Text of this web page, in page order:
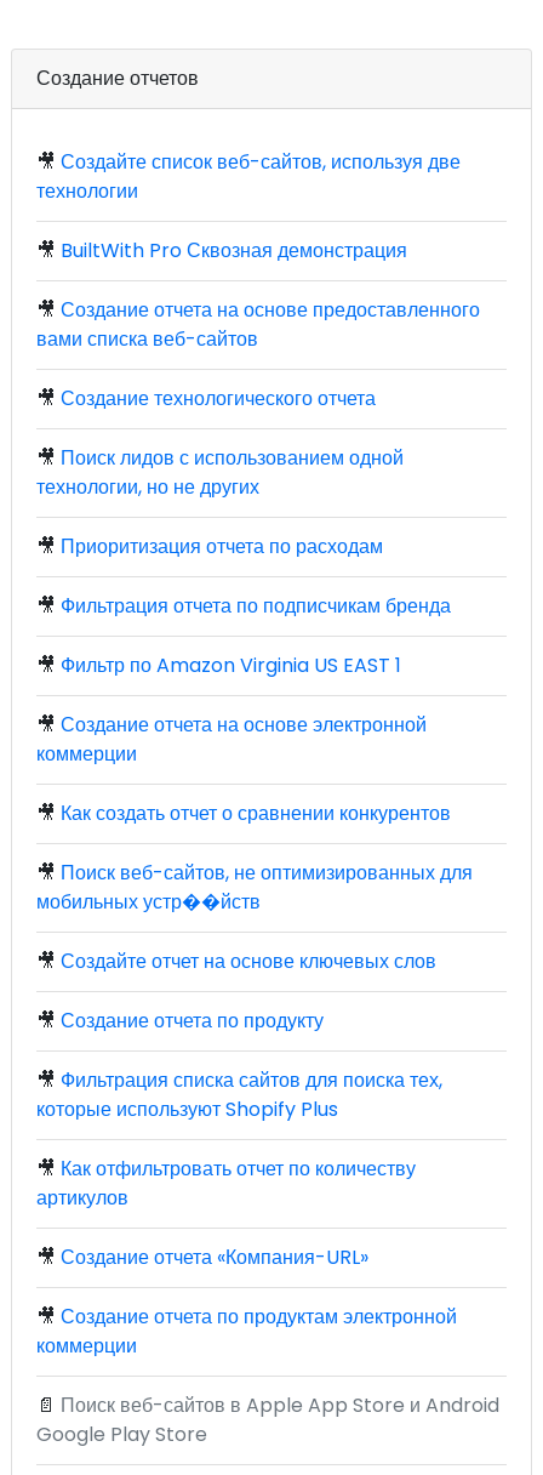
Создание отчетов
🎥 Создайте список веб-сайтов, используя две
технологии
🎥 BuiltWith Pro Сквозная демонстрация
🎥 Создание отчета на основе предоставленного
вами списка веб-сайтов
🎥 Создание технологического отчета
🎥 Поиск лидов с использованием одной
технологии, но не других
🎥 Приоритизация отчета по расходам
🎥 Фильтрация отчета по подписчикам бренда
🎥 Фильтр по Amazon Virginia US EAST 1
🎥 Создание отчета на основе электронной
коммерции
🎥 Как создать отчет о сравнении конкурентов
🎥 Поиск веб-сайтов, не оптимизированных для
мобильных устр��йств
🎥 Создайте отчет на основе ключевых слов
🎥 Создание отчета по продукту
🎥 Фильтрация списка сайтов для поиска тех,
которые используют Shopify Plus
🎥 Как отфильтровать отчет по количеству
артикулов
🎥 Создание отчета «Компания-URL»
🎥 Создание отчета по продуктам электронной
коммерции
📄 Поиск веб-сайтов в Apple App Store и Android
Google Play Store